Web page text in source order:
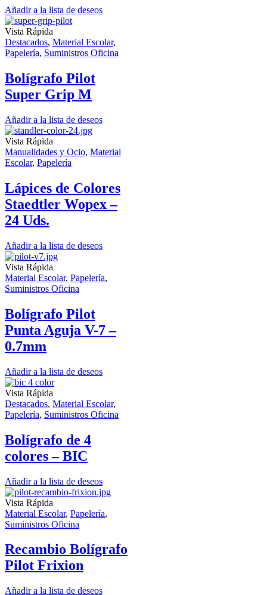
Añadir a la lista de deseos
Vista Rápida
Destacados, Material Escolar,
Papelería, Suministros Oficina
Bolígrafo Pilot
Super Grip M
Añadir a la lista de deseos
Vista Rápida
Manualidades y Ocio, Material
Escolar, Papelería
Lápices de Colores
Staedtler Wopex –
24 Uds.
Añadir a la lista de deseos
Vista Rápida
Material Escolar, Papelería,
Suministros Oficina
Bolígrafo Pilot
Punta Aguja V-7 –
0.7mm
Añadir a la lista de deseos
Vista Rápida
Destacados, Material Escolar,
Papelería, Suministros Oficina
Bolígrafo de 4
colores – BIC
Añadir a la lista de deseos
Vista Rápida
Material Escolar, Papelería,
Suministros Oficina
Recambio Bolígrafo
Pilot Frixion
Añadir a la lista de deseos